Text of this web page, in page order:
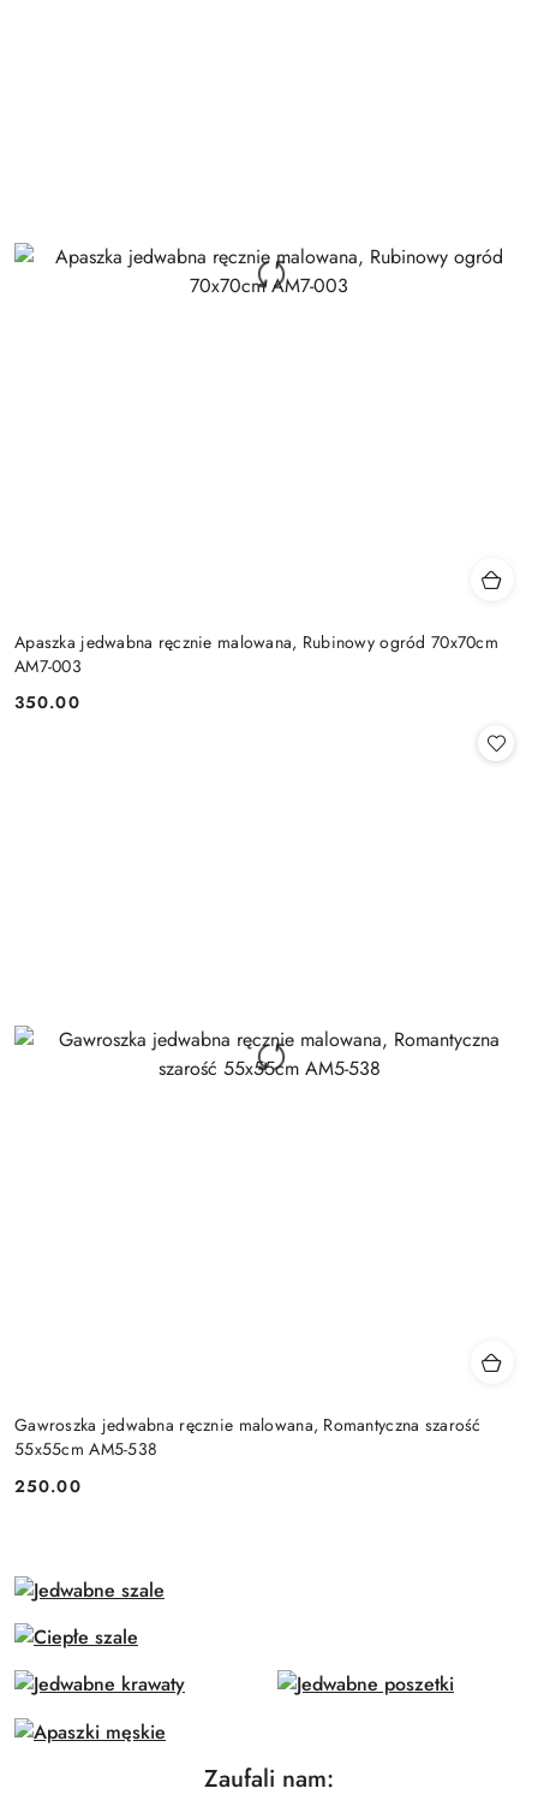
Apaszka jedwabna ręcznie malowana, Rubinowy ogród 70x70cm
AM7-003
Cena:
350.00
Gawroszka jedwabna ręcznie malowana, Romantyczna szarość
55x55cm AM5-538
Cena:
250.00
Zaufali nam: